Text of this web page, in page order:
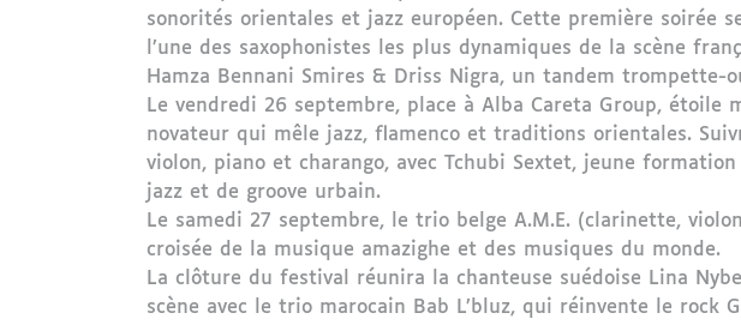
sonorités orientales et jazz européen. Cette première soirée
l’une des saxophonistes les plus dynamiques de la scène
Hamza Bennani Smires & Driss Nigra, un tandem trompette-
Le vendredi 26 septembre, place à Alba Careta Group, étoile
novateur qui mêle jazz, flamenco et traditions orientales.
violon, piano et charango, avec Tchubi Sextet, jeune
jazz et de groove urbain.
Le samedi 27 septembre, le trio belge A.M.E. (clarinette,
croisée de la musique amazighe et des musiques du monde.
La clôture du festival réunira la chanteuse suédoise Lina
scène avec le trio marocain Bab L’bluz, qui réinvente le